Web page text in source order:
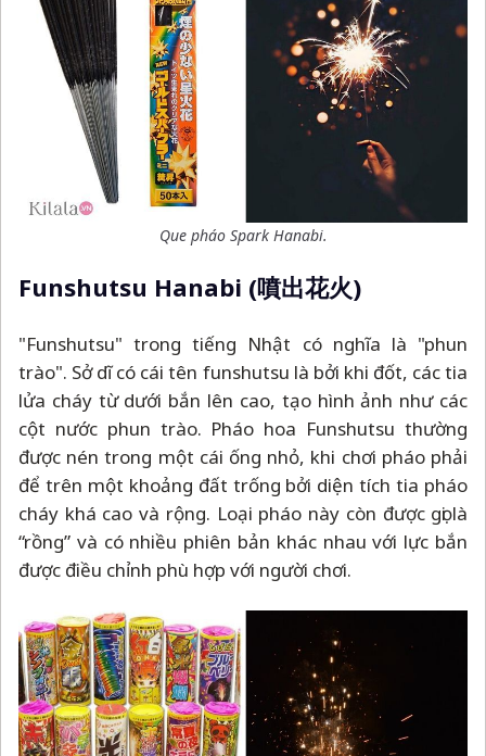
Que pháo Spark Hanabi.
Funshutsu Hanabi (噴出花火)
"Funshutsu" trong tiếng Nhật có nghĩa là "phun
trào". Sở dĩ có cái tên funshutsu là bởi khi đốt, các tia
lửa cháy từ dưới bắn lên cao, tạo hình ảnh như các
cột nước phun trào. Pháo hoa Funshutsu thường
được nén trong một cái ống nhỏ, khi chơi pháo phải
để trên một khoảng đất trống bởi diện tích tia pháo
cháy khá cao và rộng. Loại pháo này còn được gọi là
“rồng” và có nhiều phiên bản khác nhau với lực bắn
được điều chỉnh phù hợp với người chơi.